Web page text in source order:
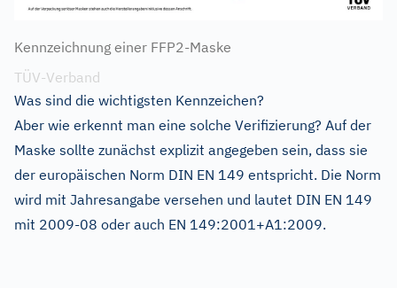
Kennzeichnung einer FFP2-Maske
TÜV-Verband
Was sind die wichtigsten Kennzeichen?
Aber wie erkennt man eine solche Verifizierung? Auf der
Maske sollte zunächst explizit angegeben sein, dass sie
der europäischen Norm DIN EN 149 entspricht. Die Norm
wird mit Jahresangabe versehen und lautet DIN EN 149
mit 2009-08 oder auch EN 149:2001+A1:2009.